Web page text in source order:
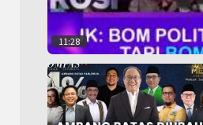
11:28